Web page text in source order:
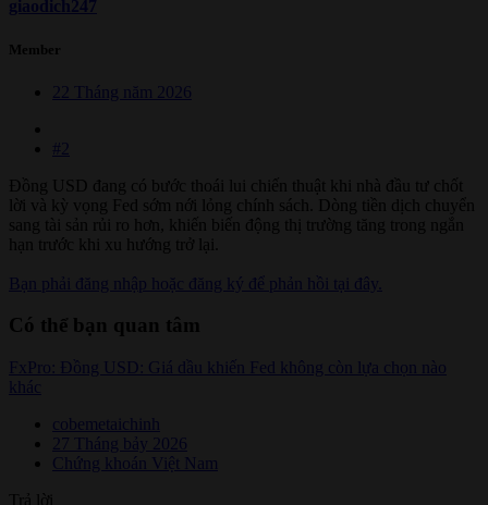
giaodich247
Member
22 Tháng năm 2026
#2
Đồng USD đang có bước thoái lui chiến thuật khi nhà đầu tư chốt
lời và kỳ vọng Fed sớm nới lỏng chính sách. Dòng tiền dịch chuyển
sang tài sản rủi ro hơn, khiến biến động thị trường tăng trong ngắn
hạn trước khi xu hướng trở lại.
Bạn phải đăng nhập hoặc đăng ký để phản hồi tại đây.
Có thể bạn quan tâm
FxPro: Đồng USD: Giá dầu khiến Fed không còn lựa chọn nào
khác
cobemetaichinh
27 Tháng bảy 2026
Chứng khoán Việt Nam
Trả lời